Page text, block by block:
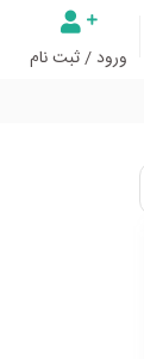
ورود / ثبت نام